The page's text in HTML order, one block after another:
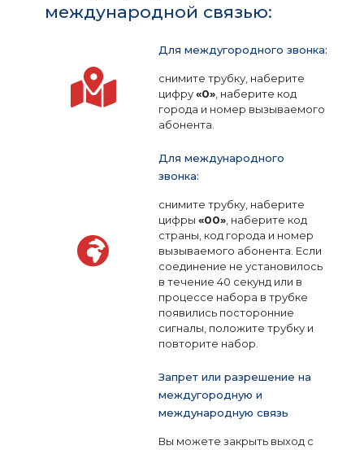
международной связью:
Для междугородного звонка:
снимите трубку, наберите
цифру«0», наберите код
города и номер вызываемого
абонента.
Для международного
звонка:
снимите трубку, наберите
цифры «00», наберите код
страны, код города и номер
вызываемого абонента. Если
соединение не установилось
в течение 40 секунд или в
процессе набора в трубке
появились посторонние
сигналы, положите трубку и
повторите набор.
Запрет или разрешение на
междугородную и
международную связь
Вы можете закрыть выход с